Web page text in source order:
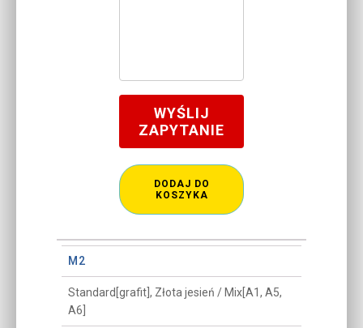
WYŚLIJ
ZAPYTANIE
DODAJ DO
KOSZYKA
M2
Standard[grafit], Złota jesień / Mix[A1, A5,
A6]